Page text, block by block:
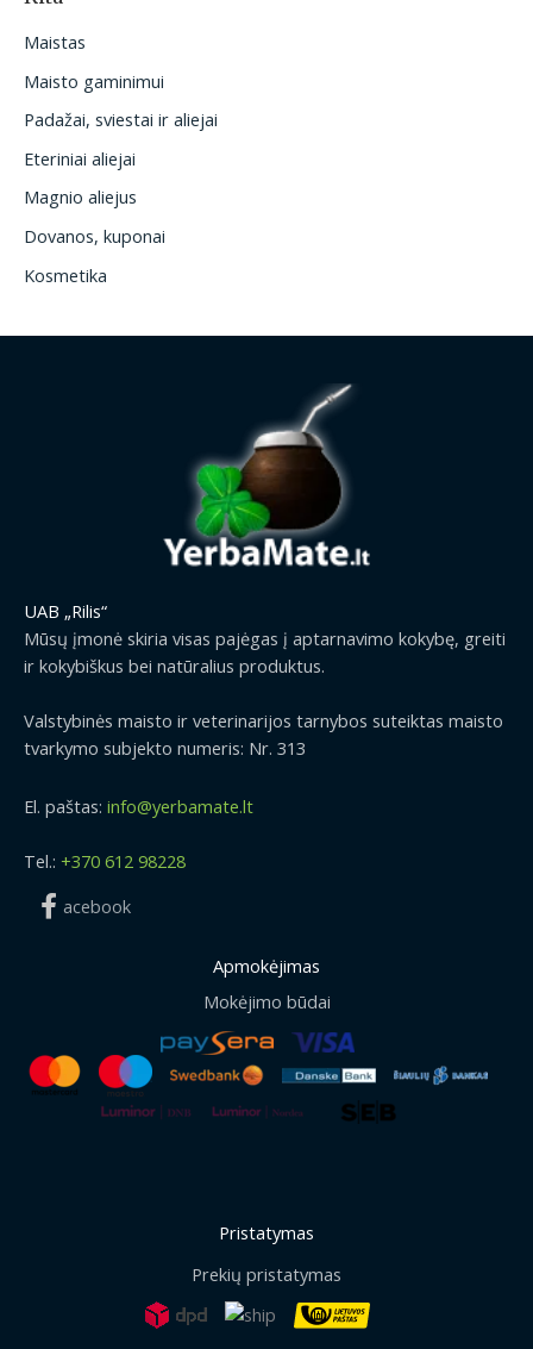
Maistas
Maisto gaminimui
Padažai, sviestai ir aliejai
Eteriniai aliejai
Magnio aliejus
Dovanos, kuponai
Kosmetika
UAB „Rilis“
Mūsų įmonė skiria visas pajėgas į aptarnavimo kokybę, greiti
ir kokybiškus bei natūralius produktus.
Valstybinės maisto ir veterinarijos tarnybos suteiktas maisto
tvarkymo subjekto numeris: Nr. 313
El. paštas: info@yerbamate.lt
Tel.: +370 612 98228
acebook
Apmokėjimas
Mokėjimo būdai
Pristatymas
Prekių pristatymas